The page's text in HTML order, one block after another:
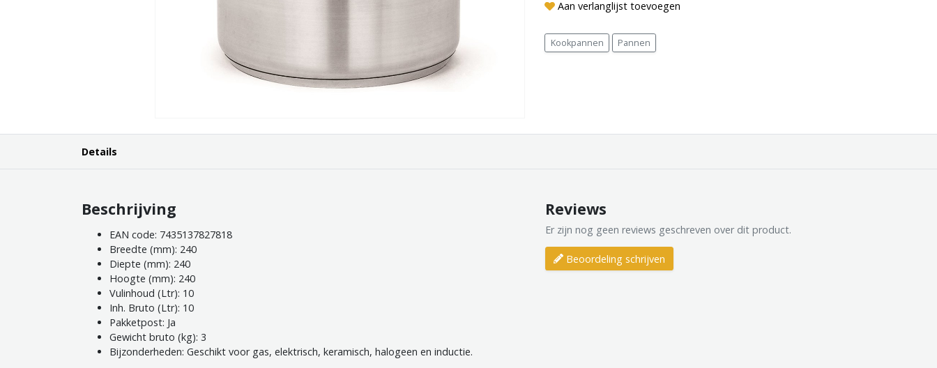
Aan verlanglijst toevoegen
Kookpannen Pannen
Details
Beschrijving
EAN code: 7435137827818
Breedte (mm): 240
Diepte (mm): 240
Hoogte (mm): 240
Vulinhoud (Ltr): 10
Inh. Bruto (Ltr): 10
Pakketpost: Ja
Gewicht bruto (kg): 3
Bijzonderheden: Geschikt voor gas, elektrisch, keramisch, halogeen en inductie.
Reviews
Er zijn nog geen reviews geschreven over dit product.
Beoordeling schrijven